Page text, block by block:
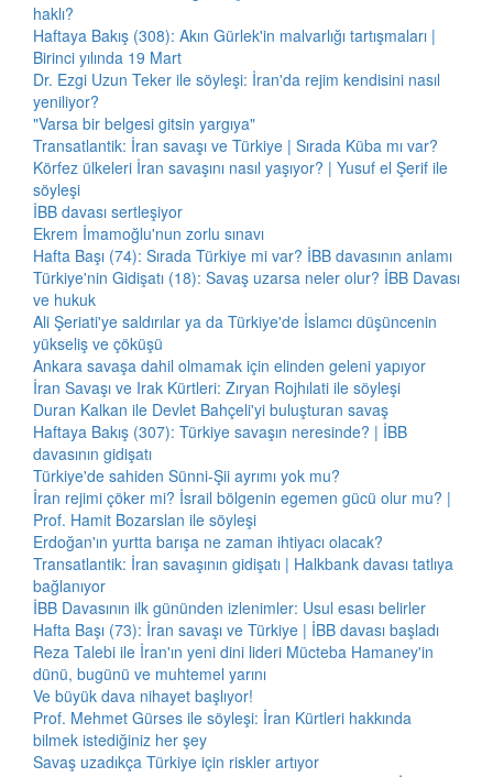
haklı?
Haftaya Bakış (308): Akın Gürlek'in malvarlığı tartışmaları |
Birinci yılında 19 Mart
Dr. Ezgi Uzun Teker ile söyleşi: İran'da rejim kendisini nasıl
yeniliyor?
"Varsa bir belgesi gitsin yargıya"
Transatlantik: İran savaşı ve Türkiye | Sırada Küba mı var?
Körfez ülkeleri İran savaşını nasıl yaşıyor? | Yusuf el Şerif ile
söyleşi
İBB davası sertleşiyor
Ekrem İmamoğlu'nun zorlu sınavı
Hafta Başı (74): Sırada Türkiye mi var? İBB davasının anlamı
Türkiye'nin Gidişatı (18): Savaş uzarsa neler olur? İBB Davası
ve hukuk
Ali Şeriati'ye saldırılar ya da Türkiye'de İslamcı düşüncenin
yükseliş ve çöküşü
Ankara savaşa dahil olmamak için elinden geleni yapıyor
İran Savaşı ve Irak Kürtleri: Zıryan Rojhılati ile söyleşi
Duran Kalkan ile Devlet Bahçeli'yi buluşturan savaş
Haftaya Bakış (307): Türkiye savaşın neresinde? | İBB
davasının gidişatı
Türkiye'de sahiden Sünni-Şii ayrımı yok mu?
İran rejimi çöker mi? İsrail bölgenin egemen gücü olur mu? |
Prof. Hamit Bozarslan ile söyleşi
Erdoğan'ın yurtta barışa ne zaman ihtiyacı olacak?
Transatlantik: İran savaşının gidişatı | Halkbank davası tatlıya
bağlanıyor
İBB Davasının ilk gününden izlenimler: Usul esası belirler
Hafta Başı (73): İran savaşı ve Türkiye | İBB davası başladı
Reza Talebi ile İran'ın yeni dini lideri Mücteba Hamaney'in
dünü, bugünü ve muhtemel yarını
Ve büyük dava nihayet başlıyor!
Prof. Mehmet Gürses ile söyleşi: İran Kürtleri hakkında
bilmek istediğiniz her şey
Savaş uzadıkça Türkiye için riskler artıyor